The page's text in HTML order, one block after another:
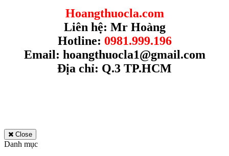
Hoangthuocla.com
Liên hệ: Mr Hoàng
Hotline: 0981.999.196
Email: hoangthuocla1@gmail.com
Địa chỉ: Q.3 TP.HCM
Close
Danh mục